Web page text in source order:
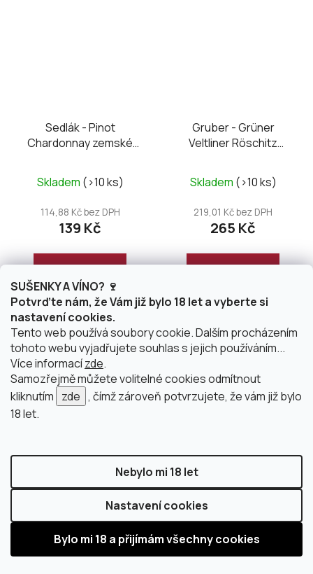
SUŠENKY A VÍNO? 🍷
Potvrďte nám, že Vám již bylo 18 let a vyberte si
nastavení cookies.
Tento web používá soubory cookie. Dalším procházením
tohoto webu vyjadřujete souhlas s jejich používáním...
Více informacízde.
Samozřejmě můžete volitelné cookies odmítnout
kliknutím zde , čímž zároveň potvrzujete, že vám již bylo
18 let.
Nebylo mi 18 let
Nastavení cookies
Sedlák - Pinot
Chardonnay zemské
Skladem (>10 ks)
114,88 Kč bez DPH
139 Kč
Gruber - Grüner
Veltliner Röschitz
Skladem (>10 ks)
219,01 Kč bez DPH
265 Kč
LETNÍ SLEVY
Garcia Carrion - Opera
Prima Chardonnay
(>10 ks)
81,82 Kč bez DPH
99 Kč
Carl Loewen - Riesling
Skladem
264,46 Kč bez DPH
320 Kč